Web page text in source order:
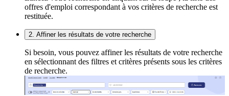
offres d'emploi correspondant à vos critères de recherche est
restituée.
2. Affiner les résultats de votre recherche
Si besoin, vous pouvez affiner les résultats de votre recherche
en sélectionnant des filtres et critères présents sous les critères
de recherche.